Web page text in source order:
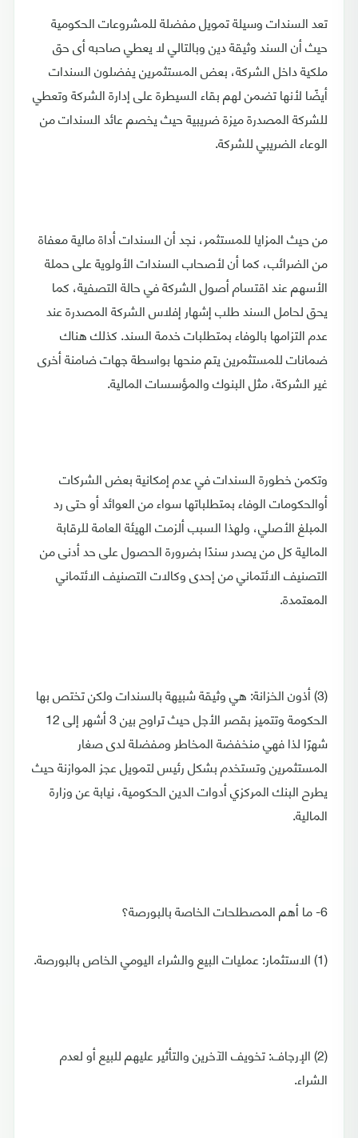
تعد السندات وسيلة تمويل مفضلة للمشروعات الحكومية
حيث أن السند وثيقة دين وبالتالي لا يعطي صاحبه أى حق
ملكية داخل الشركة، بعض المستثمرين يفضلون السندات
أيضًا لأنها تضمن لهم بقاء السيطرة على إدارة الشركة وتعطي
للشركة المصدرة ميزة ضريبية حيث يخصم عائد السندات من
الوعاء الضريبي للشركة.
من حيث المزايا للمستثمر، نجد أن السندات أداة مالية معفاة
من الضرائب، كما أن لأصحاب السندات الأولوية على حملة
الأسهم عند اقتسام أصول الشركة في حالة التصفية، كما
يحق لحامل السند طلب إشهار إفلاس الشركة المصدرة عند
عدم التزامها بالوفاء بمتطلبات خدمة السند. كذلك هناك
ضمانات للمستثمرين يتم منحها بواسطة جهات ضامنة أخرى
غير الشركة، مثل البنوك والمؤسسات المالية.
وتكمن خطورة السندات في عدم إمكانية بعض الشركات
أوالحكومات الوفاء بمتطلباتها سواء من العوائد أو حتى رد
المبلغ الأصلي، ولهذا السبب ألزمت الهيئة العامة للرقابة
المالية كل من يصدر سندًا بضرورة الحصول على حد أدنى من
التصنيف الائتماني من إحدى وكالات التصنيف الائتماني
المعتمدة.
(3) أذون الخزانة: هي وثيقة شبيهة بالسندات ولكن تختص بها
الحكومة وتتميز بقصر الأجل حيث تراوح بين 3 أشهر إلى 12
شهرًا لذا فهي منخفضة المخاطر ومفضلة لدى صغار
المستثمرين وتستخدم بشكل رئيس لتمويل عجز الموازنة حيث
يطرح البنك المركزي أدوات الدين الحكومية، نيابة عن وزارة
المالية.
6- ما أهم المصطلحات الخاصة بالبورصة؟
(1) الاستثمار: عمليات البيع والشراء اليومي الخاص بالبورصة.
(2) الإرجاف: تخويف الآخرين والتأثير عليهم للبيع أو لعدم
الشراء.